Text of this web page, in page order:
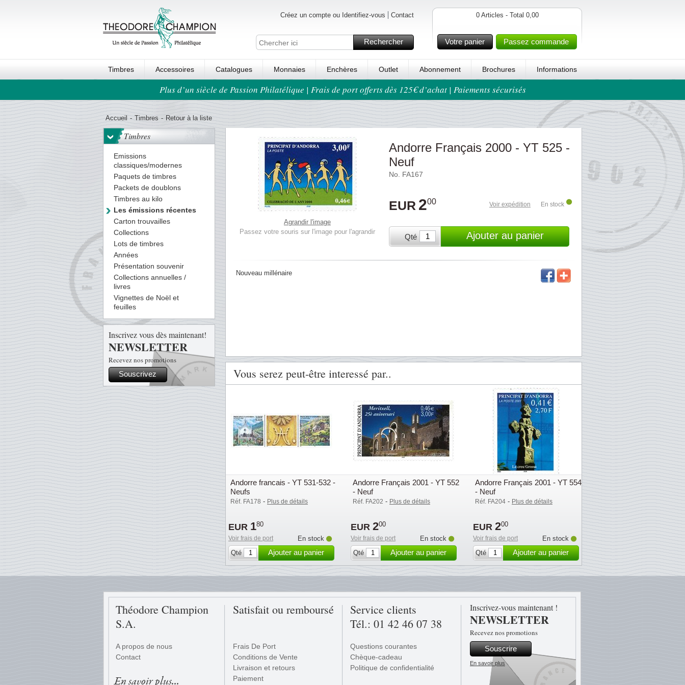
Créez un compte ou Identifiez-vous Contact
Rechercher
0 Articles - Total 0,00
Votre panier Passez commande
Timbres Accessoires Catalogues Monnaies Enchères Outlet Abonnement Brochures Informations
Ordre au panierPlus d’un siècle de Passion Philatélique | Frais de port offerts dès 125€ d’achat | Paiements sécurisés
Accueil - Timbres - Retour à la liste
Timbres
Emissions
classiques/modernes
Paquets de timbres
Packets de doublons
Timbres au kilo
Les émissions récentes
Carton trouvailles
Collections
Lots de timbres
Années
Présentation souvenir
Collections annuelles /
livres
Vignettes de Noël et
feuilles
Inscrivez vous dès maintenant!
NEWSLETTER
Recevez nos promotions
Souscrivez
Agrandir l'image
Passez votre souris sur l'image pour l'agrandir
Andorre Français 2000 - YT 525 -
Neuf
No. FA167
EUR 200 Voir expédition En stock
Qté Ajouter au panier
Nouveau millénaire
Vous serez peut-être interessé par..
Andorre francais - YT 531-532 -
Neufs
Réf. FA178 - Plus de détails
EUR 180
Voir frais de port
En stock
Qté
Ajouter au panier
Andorre Français 2001 - YT 552
- Neuf
Réf. FA202 - Plus de détails
EUR 200
Voir frais de port
En stock
Qté
Ajouter au panier
Andorre Français 2001 - YT 554
- Neuf
Réf. FA204 - Plus de détails
EUR 200
Voir frais de port
En stock
Qté
Ajouter au panier
Théodore Champion
S.A.
A propos de nous
Contact
En savoir plus...
Satisfait ou remboursé
Frais De Port
Conditions de Vente
Livraison et retours
Paiement
Service clients
Tél.: 01 42 46 07 38
Questions courantes
Chèque-cadeau
Politique de confidentialité
Inscrivez-vous maintenant !
NEWSLETTER
Recevez nos promotions
Souscrire
En savoir plus